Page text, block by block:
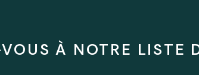
À NOTRE LISTE